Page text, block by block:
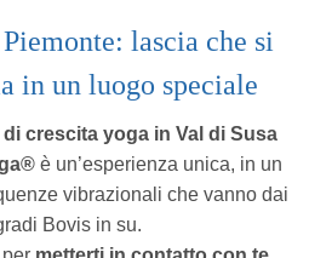
lascia che si
in un luogo speciale
crescita yoga in Val di Susa
è un’esperienza unica, in un
vibrazionali che vanno dai
Bovis in su.